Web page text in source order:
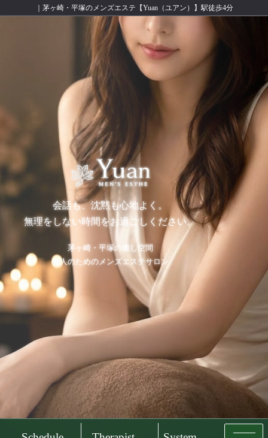
｜茅ヶ崎・平塚のメンズエステ【Yuan（ユアン）】駅徒歩4分
会話も、沈黙も心地よく。
無理をしない時間をお過ごしください。
茅ヶ崎・平塚の癒し空間
大人のためのメンズエステサロン